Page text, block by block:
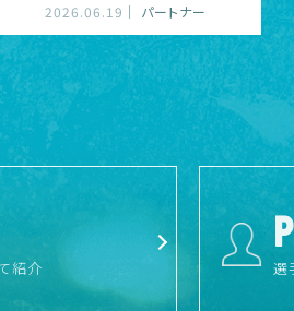
2026.06.19 パートナー
紹介 選